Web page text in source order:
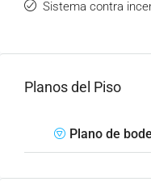
Sistema contra
Planos del Piso
Plano de